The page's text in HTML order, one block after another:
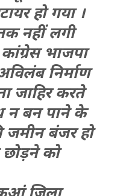
हो गया ।
नहीं लगी
भाजपा
निर्माण
जाहिर करते
न बन पाने के
जमीन बंजर हो
छोड़ने को